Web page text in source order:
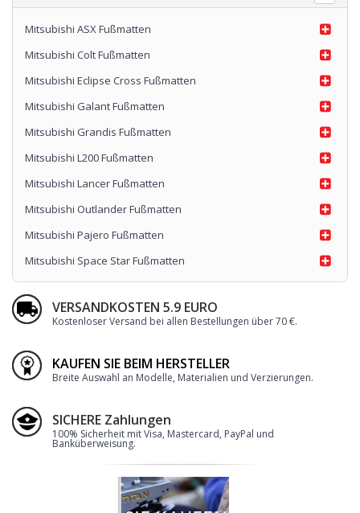
MDM bietet dazu seinenMITSUBISHIKofferraumwannenkatalog,
MITSUBISHI Kofferraumwanne
täglichen Gebrauch.
Die beliebtesten Produkte:Mitsubishi Outlander Fußmatten
und
Mitsubishi ASX Fußmatten
Mitsubishi Colt Fußmatten
Mitsubishi Eclipse Cross Fußmatten
Mitsubishi Galant Fußmatten
Mitsubishi Grandis Fußmatten
Mitsubishi L200 Fußmatten
Mitsubishi Lancer Fußmatten
Mitsubishi Outlander Fußmatten
Mitsubishi Pajero Fußmatten
Mitsubishi Space Star Fußmatten
VERSANDKOSTEN 5.9 EURO
Kostenloser Versand bei allen Bestellungen über 70 €.
KAUFEN SIE BEIM HERSTELLER
Breite Auswahl an Modelle, Materialien und Verzierungen.
SICHERE Zahlungen
100% Sicherheit mit Visa, Mastercard, PayPal und
Banküberweisung.